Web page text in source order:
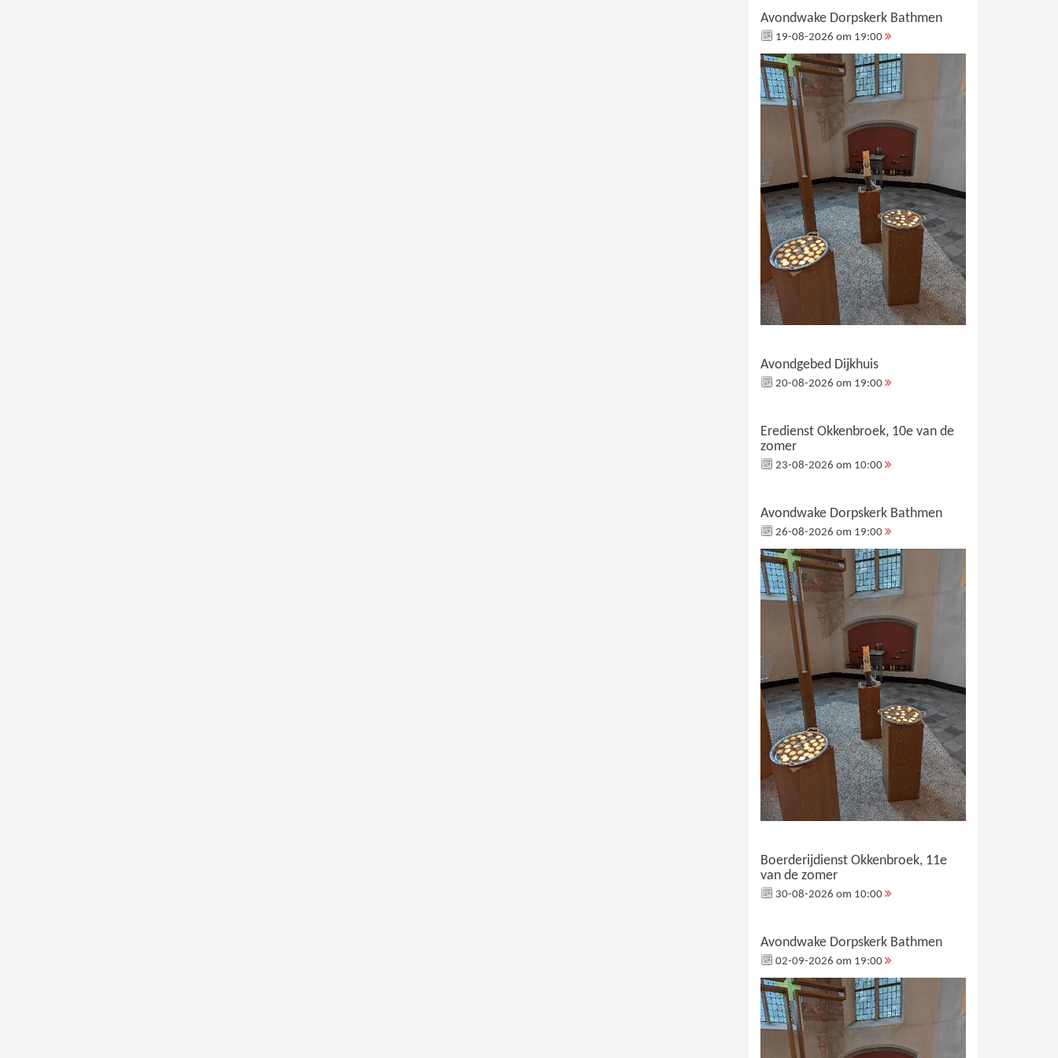
Avondwake Dorpskerk Bathmen
19-08-2026 om 19:00
Avondgebed Dijkhuis
20-08-2026 om 19:00
Eredienst Okkenbroek, 10e van de
zomer
23-08-2026 om 10:00
Avondwake Dorpskerk Bathmen
26-08-2026 om 19:00
Boerderijdienst Okkenbroek, 11e
van de zomer
30-08-2026 om 10:00
Avondwake Dorpskerk Bathmen
02-09-2026 om 19:00